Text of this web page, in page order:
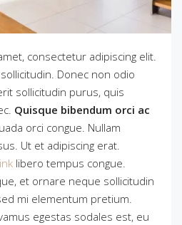
consectetur adipiscing elit.
Donec non odio
sollicitudin purus, quis
Quisque bibendum orci ac
orci congue. Nullam
Ut et adipiscing erat.
libero tempus congue.
et ornare neque sollicitudin
mi elementum pretium.
egestas sodales est, eu